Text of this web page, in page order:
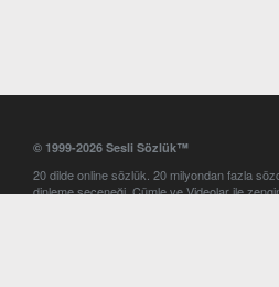
© 1999-2026 Sesli Sözlük™
20 dilde online sözlük. 20 milyondan fazla
dinleme seçeneği. Cümle ve Videolar ile